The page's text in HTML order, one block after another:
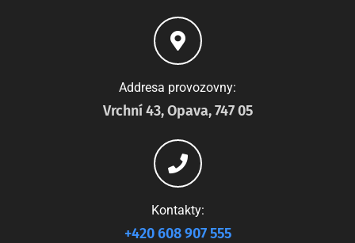
Addresa provozovny:
Vrchní 43, Opava, 747 05
Kontakty:
+420 608 907 555